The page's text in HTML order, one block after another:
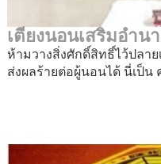
เตียงนอนเสริมอำน
ห้ามวางสิ่งศักดิ์สิทธิ์ไว้ปลาย
ส่งผลร้ายต่อผู้นอนได้ นี่เป็น